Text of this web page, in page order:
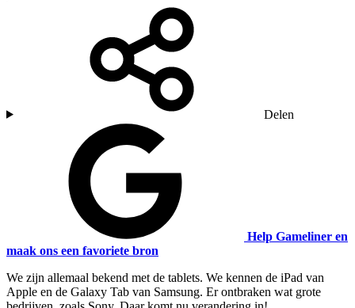
Delen
Help Gameliner en
maak ons een favoriete bron
We zijn allemaal bekend met de tablets. We kennen de iPad van
Apple en de Galaxy Tab van Samsung. Er ontbraken wat grote